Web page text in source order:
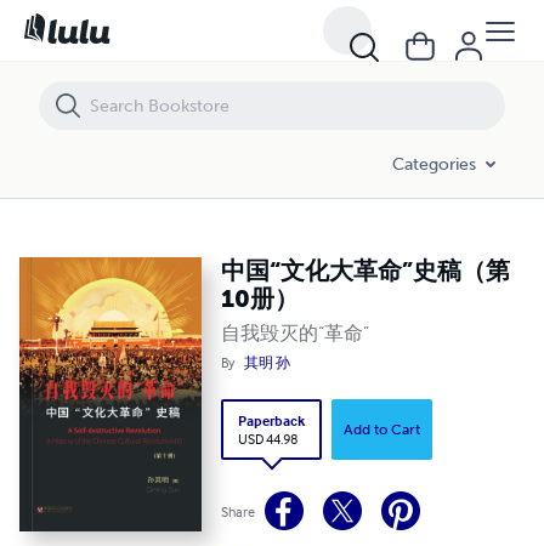
Categories
中国“文化大革命”史稿（第
10册）
自我毁灭的“革命”
By 其明 孙
Paperback
USD 44.98
Add to Cart
Share
中国“文化大革命”史稿（第10册）